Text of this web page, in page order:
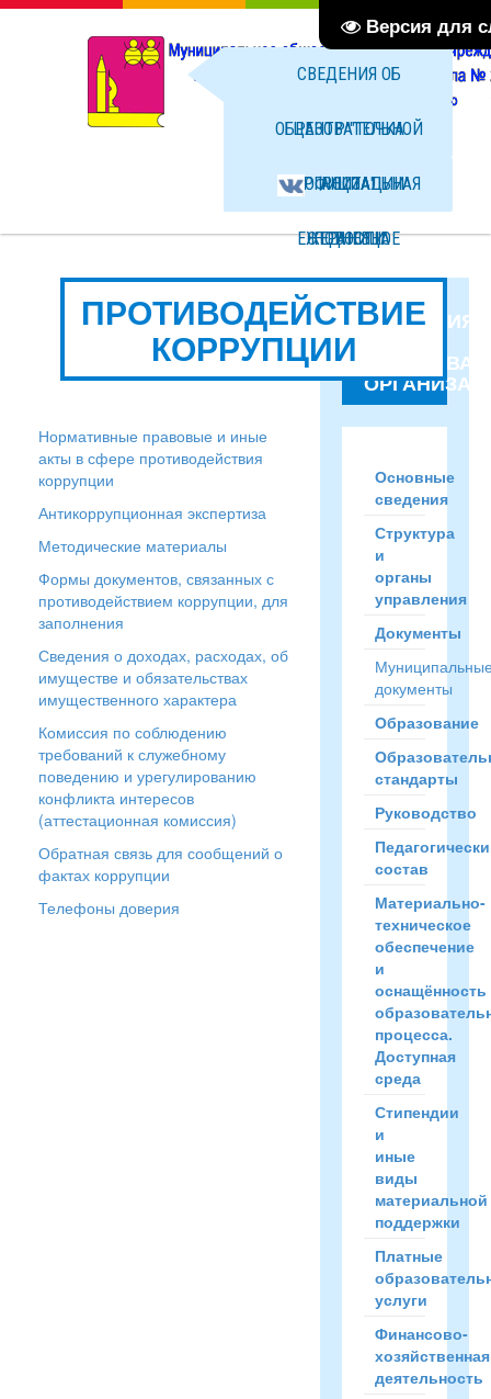
Версия для
СВЕДЕНИЯ ОБ
ОБРАЗОВАТЕЛЬНОЙ
ОРГАНИЗАЦИИ
НОВОСТИ
ФАЙЛЫ
ЦЕНТР "ТОЧКА
РОСТА"
ЕЖЕДНЕВНОЕ
МЕНЮ ГОРЯЧЕГО
ПИТАНИЯ
ОФИЦИАЛЬНАЯ
СТРАНИЦА
ВКОНТАКТЕ
ПРОТИВОДЕЙСТВИЕ
КОРРУПЦИИ
Нормативные правовые и иные
акты в сфере противодействия
коррупции
Антикоррупционная экспертиза
Методические материалы
Формы документов, связанных с
противодействием коррупции, для
заполнения
Сведения о доходах, расходах, об
имуществе и обязательствах
имущественного характера
Комиссия по соблюдению
требований к служебному
поведению и урегулированию
конфликта интересов
(аттестационная комиссия)
Обратная связь для сообщений о
фактах коррупции
Телефоны доверия
СВЕДЕНИЯ
Основные
сведения
Структура
и
органы
управления
Документы
документы
Образование
стандарты
Руководство
состав
Материально-
техническое
обеспечение
и
оснащённость
процесса.
Доступная
среда
Стипендии
и
иные
виды
материальной
поддержки
Платные
услуги
Финансово-
хозяйственная
деятельность